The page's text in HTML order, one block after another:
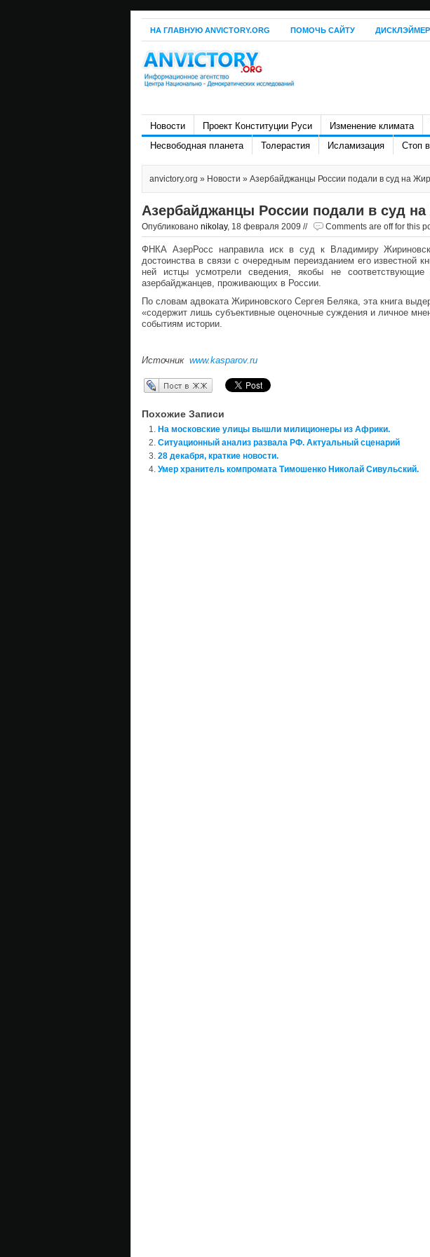
НА ГЛАВНУЮ ANVICTORY.ORG ПОМОЧЬ САЙТУ ДИСКЛЭЙМЕР
Новости Проект Конституции Руси Изменение климата
Несвободная планета
Толерастия Исламизация Стоп
anvictory.org » Новости » Азербайджанцы России подали в суд на
Азербайджанцы России подали в суд на
Опубликовано nikolay, 18 февраля 2009 // Comments are off for this
ФНКА АзерРосс направила иск в суд к Владимиру
достоинства в связи с очередным переизданием его известной
ней истцы усмотрели сведения, якобы не соответствующие
азербайджанцев, проживающих в России.
По словам адвоката Жириновского Сергея Беляка, эта книга
«содержит лишь субъективные оценочные суждения и личное
событиям истории.
Источник www.kasparov.ru
Перепост в ЖЖ
Похожие Записи
На московские улицы вышли милиционеры из Африки.
Ситуационный анализ развала РФ. Актуальный сценарий
28 декабря, краткие новости.
Умер хранитель компромата Тимошенко Николай Сивульский.